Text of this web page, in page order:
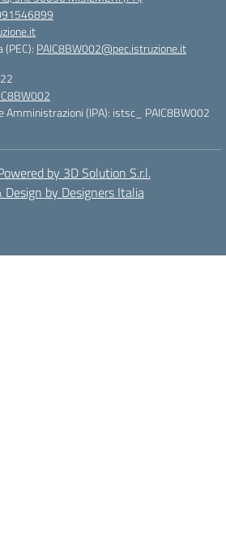
PAIC8BW002@pec.istruzione.it
Amministrazioni (IPA): istsc_ PAIC8BW002
by 3D Solution S.r.l.
Design by Designers Italia